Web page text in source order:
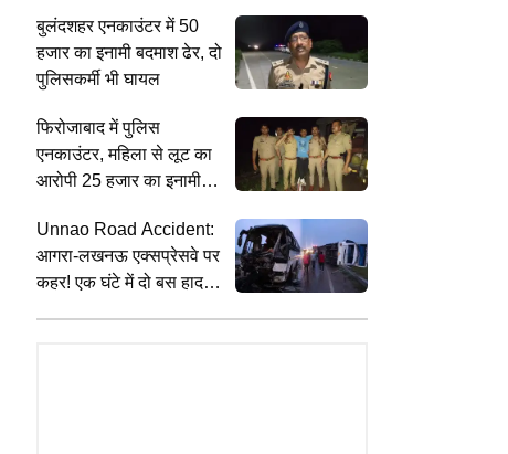
बुलंदशहर एनकाउंटर में 50
हजार का इनामी बदमाश ढेर, दो
पुलिसकर्मी भी घायल
फिरोजाबाद में पुलिस
एनकाउंटर, महिला से लूट का
आरोपी 25 हजार का इनामी
Unnao Road Accident:
आगरा-लखनऊ एक्सप्रेसवे पर
कहर! एक घंटे में दो बस हादसे,